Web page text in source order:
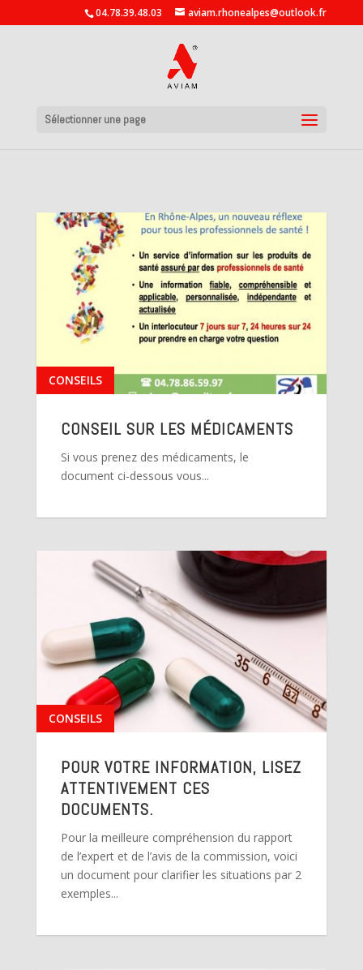
04.78.39.48.03 aviam.rhonealpes@outlook.fr
Sélectionner une page
CONSEIL SUR LES MÉDICAMENTS
CONSEILS
Si vous prenez des médicaments, le
document ci-dessous vous...
POUR VOTRE INFORMATION, LISEZ
ATTENTIVEMENT CES
DOCUMENTS.
CONSEILS
Pour la meilleure compréhension du rapport
de l’expert et de l’avis de la commission, voici
un document pour clarifier les situations par 2
exemples...